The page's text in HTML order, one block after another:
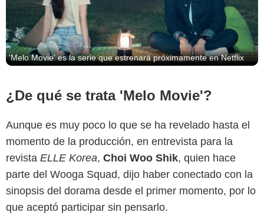
'Melo Movie' es la serie que estrenará próximamente en Netflix
¿De qué se trata 'Melo Movie'?
Aunque es muy poco lo que se ha revelado hasta el
momento de la producción, en entrevista para la
revista ELLE Korea, Choi Woo Shik, quien hace
parte del Wooga Squad, dijo haber conectado con la
sinopsis del dorama desde el primer momento, por lo
que aceptó participar sin pensarlo.